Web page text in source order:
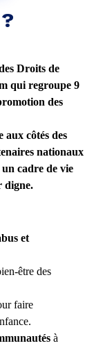
Droits de
qui regroupe 9
des
côtés des
nationaux
cadre de vie
digne.
et
être des
faire
à